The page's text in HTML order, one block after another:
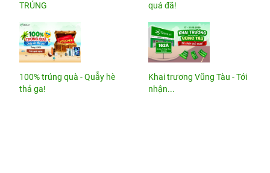
TRÚNG
quá đã!
100% trúng quà - Quẫy hè
thả ga!
Khai trương Vũng Tàu - Tới
nhận...